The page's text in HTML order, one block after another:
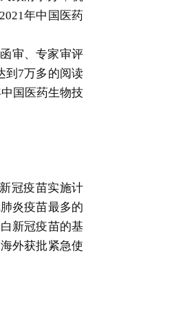
年中国医药
审、专家审评
到7万多的阅读
国医药生物技
冠疫苗实施计
炎疫苗最多的
新冠疫苗的基
外获批紧急使